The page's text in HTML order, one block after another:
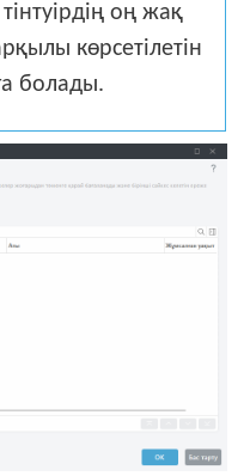
оң жақ
көрсетілетін
болады.